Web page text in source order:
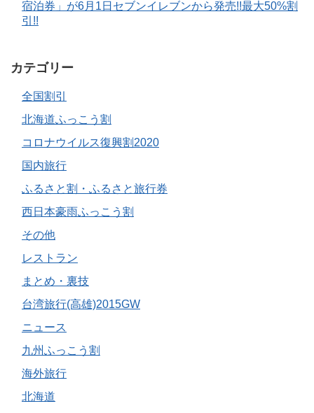
宿泊券」が6月1日セブンイレブンから発売!!最大50%割
引!!
カテゴリー
全国割引
北海道ふっこう割
コロナウイルス復興割2020
国内旅行
ふるさと割・ふるさと旅行券
西日本豪雨ふっこう割
その他
レストラン
まとめ・裏技
台湾旅行(高雄)2015GW
ニュース
九州ふっこう割
海外旅行
北海道